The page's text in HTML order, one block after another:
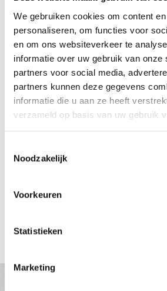
We gebruiken cookies om content
personaliseren, om functies voor
en om ons websiteverkeer te
informatie over uw gebruik van onze
partners voor social media,
partners kunnen deze gegevens
informatie die u aan ze heeft
verzameld op basis van uw gebruik
Noodzakelijk
Voorkeuren
Statistieken
Marketing
KIM
MANNEN
JOSJE